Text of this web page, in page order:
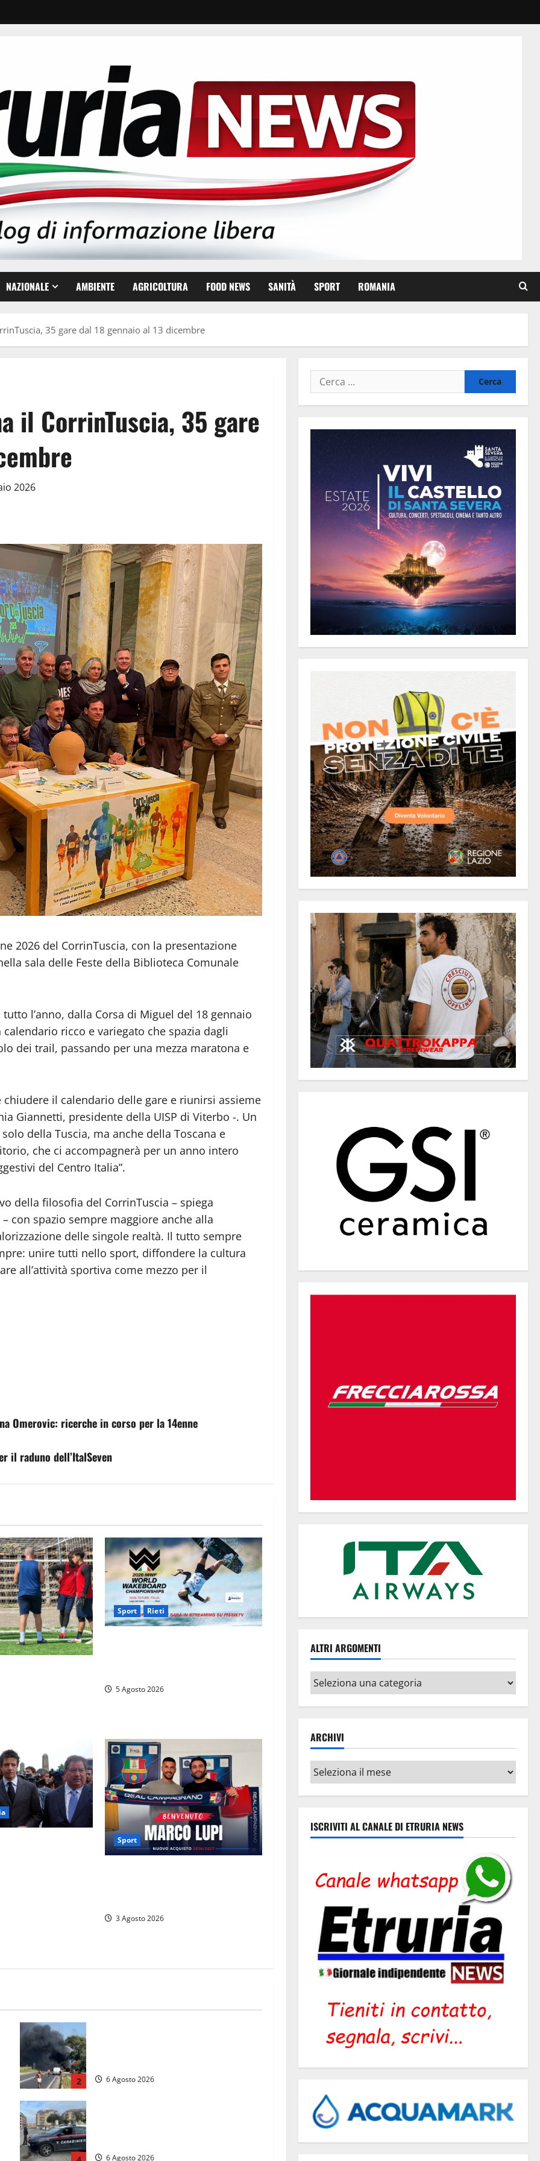
NAZIONALE AMBIENTE AGRICOLTURA FOOD NEWS SANITÀ SPORT ROMANIA
35 gare dal 18 gennaio al 13 dicembre
il CorrinTuscia, 35 gare
2026
2026 del CorrinTuscia, con la presentazione
sala delle Feste della Biblioteca Comunale
l’anno, dalla Corsa di Miguel del 18 gennaio
ricco e variegato che spazia dagli
dei trail, passando per una mezza maratona e
il calendario delle gare e riunirsi assieme
Giannetti, presidente della UISP di Viterbo -. Un
della Tuscia, ma anche della Toscana e
che ci accompagnerà per un anno intero
del Centro Italia”.
della filosofia del CorrinTuscia – spiega
con spazio sempre maggiore anche alla
delle singole realtà. Il tutto sempre
unire tutti nello sport, diffondere la cultura
all’attività sportiva come mezzo per il
Omerovic: ricerche in corso per la 14enne
il raduno dell’ItalSeven
Sport Rieti
5 Agosto 2026
Sport
3 Agosto 2026
2 6 Agosto 2026
6 Agosto 2026
Ricerca
per:
ALTRI ARGOMENTI
Altri
argomenti
ARCHIVI
Archivi
ISCRIVITI AL CANALE DI ETRURIA NEWS